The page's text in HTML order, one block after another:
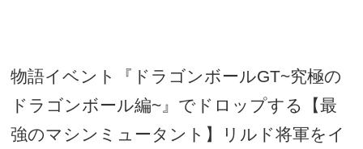
物語イベント『ドラゴンボールGT~究極の
ドラゴンボール編~』でドロップする【最
強のマシンミュータント】リルド将軍をイ